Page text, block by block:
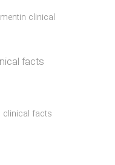
clinical
facts
facts